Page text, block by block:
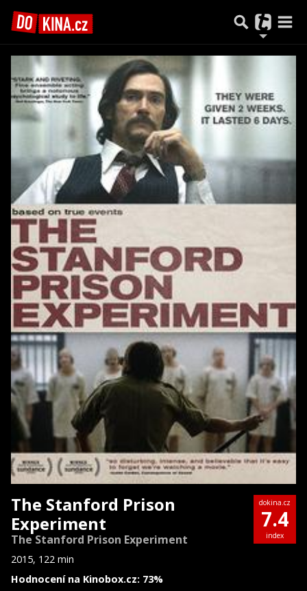
The Stanford Prison
Experiment
The Stanford Prison Experiment
2015, 122 min
Hodnocení na Kinobox.cz: 73%
dokina.cz
7.4
index